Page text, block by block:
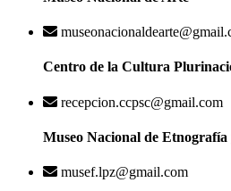
Centro de la Cultura
recepcion.ccpsc@gmail.com
Museo Nacional de
musef.lpz@gmail.com